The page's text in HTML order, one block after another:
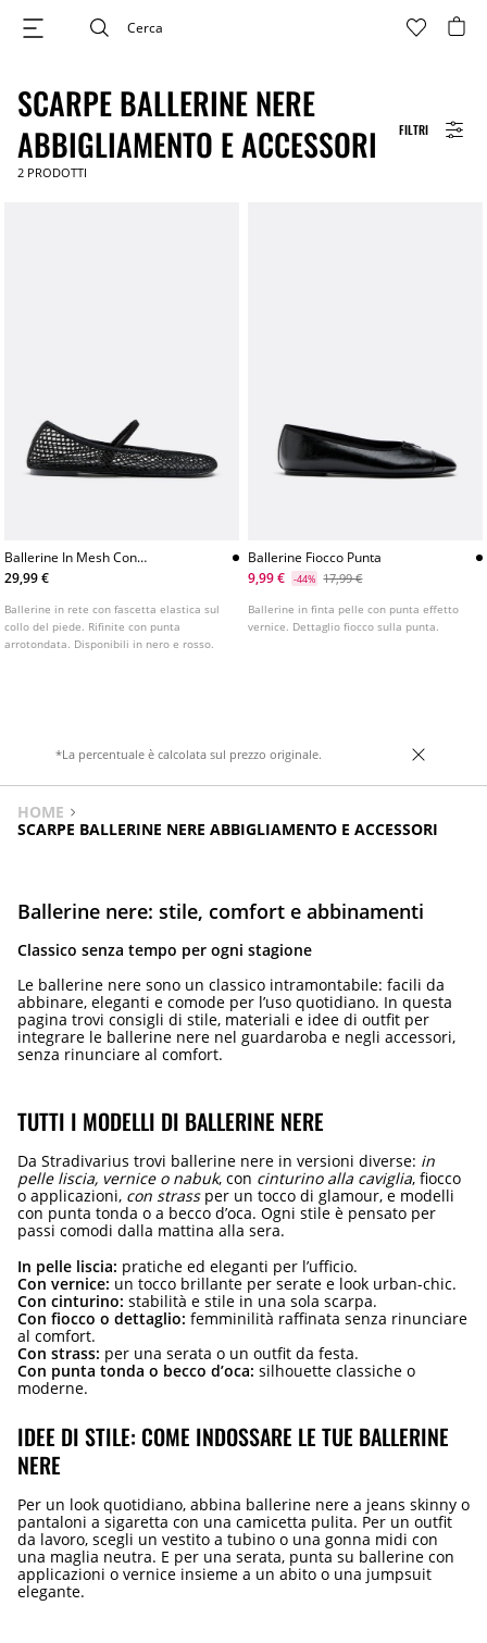
FILTRI
SCARPE BALLERINE NERE
ABBIGLIAMENTO E ACCESSORI
2 PRODOTTI
Ballerine In Mesh Con
Cinturino
29,99 €
Ballerine in rete con fascetta elastica sul
collo del piede. Rifinite con punta
arrotondata. Disponibili in nero e rosso.
Ballerine Fiocco Punta
9,99 €
-44% 17,99 €
Ballerine in finta pelle con punta effetto
vernice. Dettaglio fiocco sulla punta.
*La percentuale è calcolata sul prezzo originale.
HOME
SCARPE BALLERINE NERE ABBIGLIAMENTO E ACCESSORI
Ballerine nere: stile, comfort e abbinamenti
Classico senza tempo per ogni stagione
Le ballerine nere sono un classico intramontabile: facili da
abbinare, eleganti e comode per l’uso quotidiano. In questa
pagina trovi consigli di stile, materiali e idee di outfit per
integrare le ballerine nere nel guardaroba e negli accessori,
senza rinunciare al comfort.
TUTTI I MODELLI DI BALLERINE NERE
Da Stradivarius trovi ballerine nere in versioni diverse: in
pelle liscia, vernice o nabuk, con cinturino alla caviglia, fiocco
o applicazioni, con strassper un tocco di glamour, e modelli
con punta tonda o a becco d’oca. Ogni stile è pensato per
passi comodi dalla mattina alla sera.
In pelle liscia: pratiche ed eleganti per l’ufficio.
Con vernice: un tocco brillante per serate e look urban-chic.
Con cinturino: stabilità e stile in una sola scarpa.
Con fiocco o dettaglio: femminilità raffinata senza rinunciare
al comfort.
Con strass: per una serata o un outfit da festa.
Con punta tonda o becco d’oca: silhouette classiche o
moderne.
IDEE DI STILE: COME INDOSSARE LE TUE BALLERINE
NERE
Per un look quotidiano, abbina ballerine nere a jeans skinny o
pantaloni a sigaretta con una camicetta pulita. Per un outfit
da lavoro, scegli un vestito a tubino o una gonna midi con
una maglia neutra. E per una serata, punta su ballerine con
applicazioni o vernice insieme a un abito o una jumpsuit
elegante.